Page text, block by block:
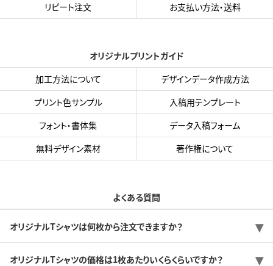
リピート注文
お支払い方法・送料
オリジナルプリントガイド
加工方法について
デザインデータ作成方法
プリント色サンプル
入稿用テンプレート
フォント・書体集
データ入稿フォーム
無料デザイン素材
著作権について
よくある質問
オリジナルTシャツは何枚から注文できますか？
オリジナルTシャツの価格は1枚あたりいくらくらいですか？